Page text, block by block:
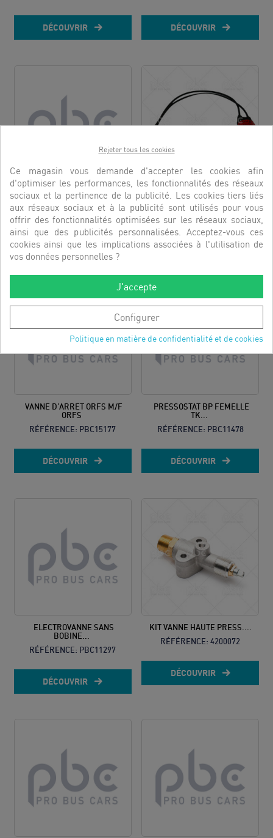
DÉCOUVRIR DÉCOUVRIR
PRESSOSTAT REGULATION...
RÉFÉRENCE:PBC11479
DÉCOUVRIR
PRESSOSTAT HP HISPACOLD
RÉFÉRENCE:4150178
DÉCOUVRIR
VANNE D'ARRET ORFS M/F
ORFS
RÉFÉRENCE: PBC15177
DÉCOUVRIR
PRESSOSTAT BP FEMELLE
TK...
RÉFÉRENCE: PBC11478
DÉCOUVRIR
ELECTROVANNE SANS
BOBINE...
RÉFÉRENCE: PBC11297
DÉCOUVRIR
KIT VANNE HAUTE PRESS....
RÉFÉRENCE: 4200072
DÉCOUVRIR
Rejeter tous les cookies
Ce magasin vous demande d'accepter les cookies afin
d'optimiser les performances, les fonctionnalités des réseaux
sociaux et la pertinence de la publicité. Les cookies tiers liés
aux réseaux sociaux et à la publicité sont utilisés pour vous
offrir des fonctionnalités optimisées sur les réseaux sociaux,
ainsi que des publicités personnalisées. Acceptez-vous ces
cookies ainsi que les implications associées à l'utilisation de
vos données personnelles ?
J'accepte
Configurer
Politique en matière de confidentialité et de cookies